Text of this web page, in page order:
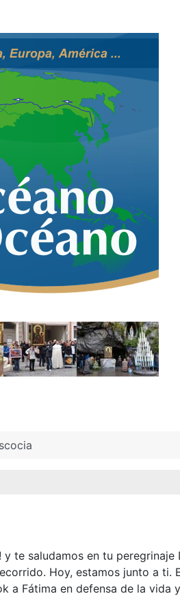
te saludamos en tu peregrinaje
Hoy, estamos junto a ti.
a Fátima en defensa de la vida